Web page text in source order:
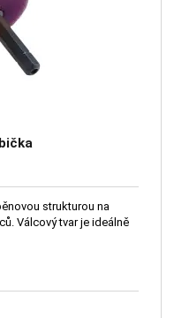
strukturou na
Válcový tvar je ideálně